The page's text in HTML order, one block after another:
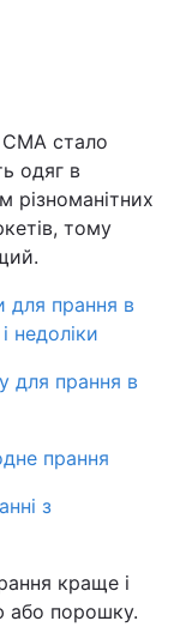
СМА стало
одяг в
різноманітних
тому
для прання в
недоліки
для прання в
прання
з
краще і
або порошку.